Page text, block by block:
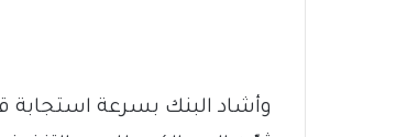
وأشاد البنك بسرعة استجابة